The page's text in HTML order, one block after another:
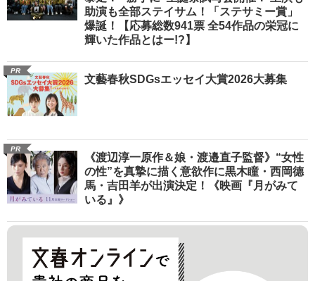
助演も全部ステイサム！「ステサミー賞」
爆誕！【応募総数941票 全54作品の栄冠に
輝いた作品とはー!?】
PR
文藝春秋SDGsエッセイ大賞2026大募集
PR
《渡辺淳一原作＆娘・渡邉直子監督》“女性
の性”を真摯に描く意欲作に黒木瞳・西岡德
馬・吉田羊が出演決定！《映画『月がみて
いる』》